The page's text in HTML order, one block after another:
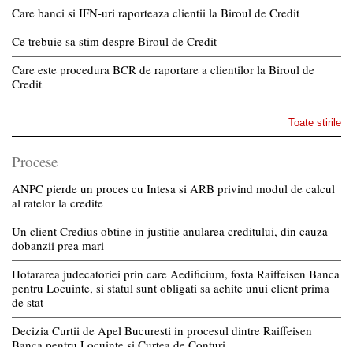
Care banci si IFN-uri raporteaza clientii la Biroul de Credit
Ce trebuie sa stim despre Biroul de Credit
Care este procedura BCR de raportare a clientilor la Biroul de
Credit
Toate stirile
Procese
ANPC pierde un proces cu Intesa si ARB privind modul de calcul
al ratelor la credite
Un client Credius obtine in justitie anularea creditului, din cauza
dobanzii prea mari
Hotararea judecatoriei prin care Aedificium, fosta Raiffeisen Banca
pentru Locuinte, si statul sunt obligati sa achite unui client prima
de stat
Decizia Curtii de Apel Bucuresti in procesul dintre Raiffeisen